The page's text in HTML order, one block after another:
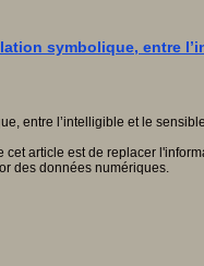
symbolique, entre
cet article est de replacer
des données numériques.